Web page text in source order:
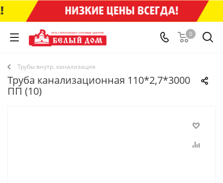
0
Трубы внутр. канализация
Труба канализационная 110*2,7*3000
ПП (10)